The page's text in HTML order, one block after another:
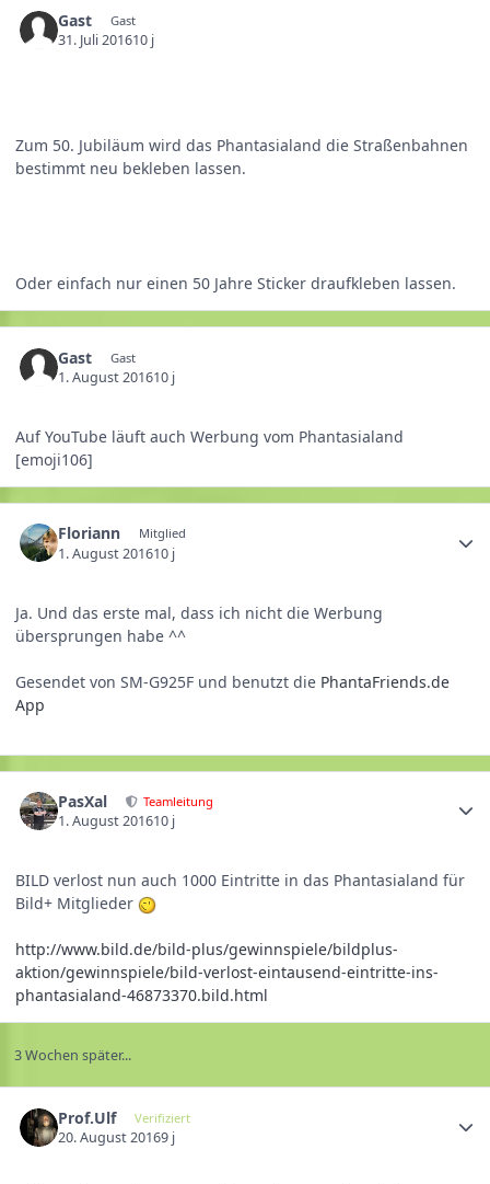
Gast Gast
31. Juli 201610 j
Zum 50. Jubiläum wird das Phantasialand die Straßenbahnen
bestimmt neu bekleben lassen.
Oder einfach nur einen 50 Jahre Sticker draufkleben lassen.
Gast Gast
1. August 201610 j
Auf YouTube läuft auch Werbung vom Phantasialand
[emoji106]
Floriann Mitglied
1. August 201610 j
Ja. Und das erste mal, dass ich nicht die Werbung
übersprungen habe ^^
Gesendet von SM-G925F und benutzt die PhantaFriends.de
App
PasXal Teamleitung
1. August 201610 j
BILD verlost nun auch 1000 Eintritte in das Phantasialand für
Bild+ Mitglieder
http://www.bild.de/bild-plus/gewinnspiele/bildplus-
aktion/gewinnspiele/bild-verlost-eintausend-eintritte-ins-
phantasialand-46873370.bild.html
3 Wochen später...
Prof.Ulf Verifiziert
20. August 20169 j